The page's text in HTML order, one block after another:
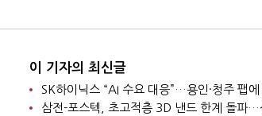
이 기자의 최신글
SK하이닉스 “AI 수요 대응”…용인·청주 팹
삼전-포스텍, 초고적층 3D 낸드 한계 돌파…